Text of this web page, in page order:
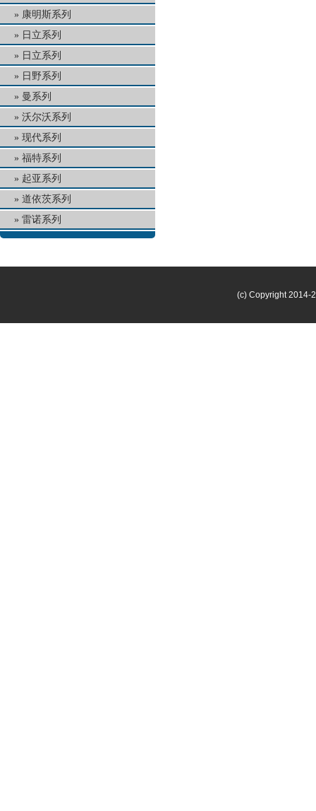
康明斯系列
日立系列
日立系列
日野系列
曼系列
沃尔沃系列
现代系列
福特系列
起亚系列
道依茨系列
雷诺系列
(c) Copyright 2014-